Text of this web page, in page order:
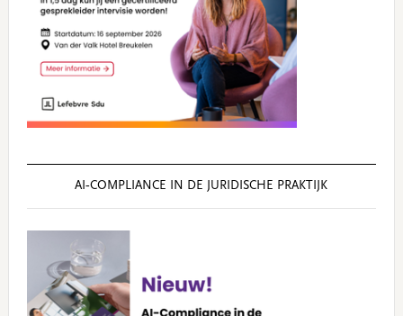
AI‑COMPLIANCE IN DE JURIDISCHE PRAKTIJK